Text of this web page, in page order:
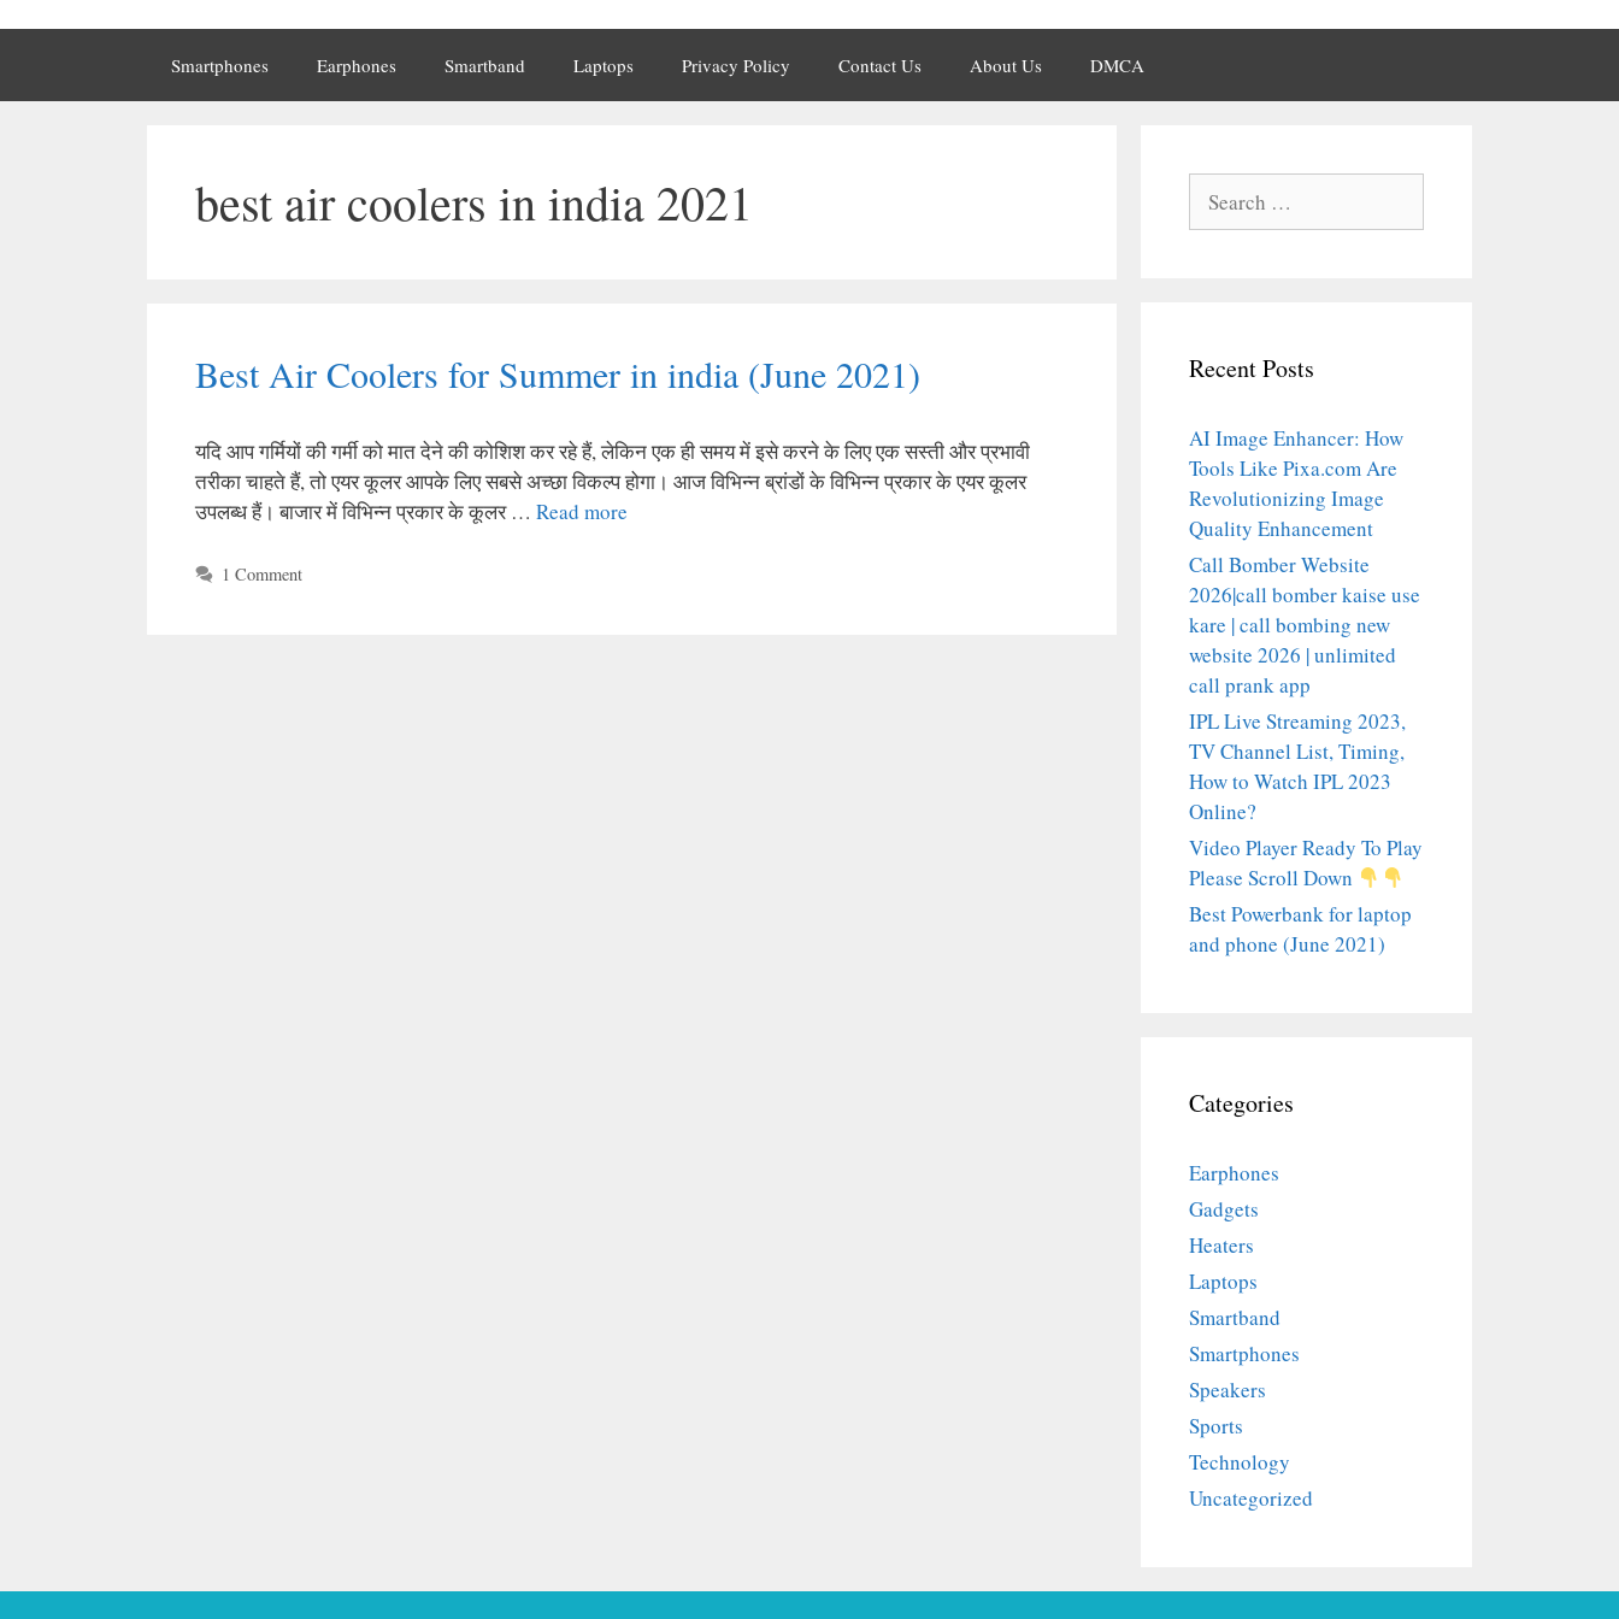
Smartphones Earphones Smartband Laptops Privacy Policy Contact Us About Us DMCA
best air coolers in india 2021
Best Air Coolers for Summer in india (June 2021)
यदि आप गर्मियों की गर्मी को मात देने की कोशिश कर रहे हैं, लेकिन एक ही समय में इसे करने के लिए एक सस्ती और प्रभावी
तरीका चाहते हैं, तो एयर कूलर आपके लिए सबसे अच्छा विकल्प होगा। आज विभिन्न ब्रांडों के विभिन्न प्रकार के एयर कूलर
उपलब्ध हैं। बाजार में विभिन्न प्रकार के कूलर … Read more
1 Comment
for:
Recent Posts
AI Image Enhancer: How
Tools Like Pixa.com Are
Revolutionizing Image
Quality Enhancement
Call Bomber Website
2026|call bomber kaise use
kare | call bombing new
website 2026 | unlimited
call prank app
IPL Live Streaming 2023,
TV Channel List, Timing,
How to Watch IPL 2023
Online?
Video Player Ready To Play
Please Scroll Down
Best Powerbank for laptop
and phone (June 2021)
Categories
Earphones
Gadgets
Heaters
Laptops
Smartband
Smartphones
Speakers
Sports
Technology
Uncategorized